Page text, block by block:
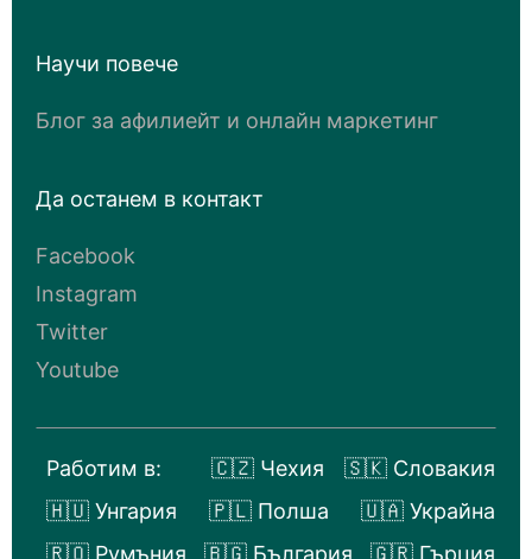
Научи повече
Блог за афилиейт и онлайн маркетинг
Да останем в контакт
Facebook
Instagram
Twitter
Youtube
Работим в: 🇨🇿 Чехия
🇸🇰 Словакия
🇭🇺 Унгария
🇵🇱 Полша
🇺🇦 Украйна